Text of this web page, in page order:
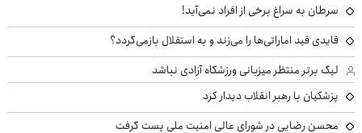
سرطان به سراغ برخی از افراد نمی‌آید!
قایدی قید اماراتی‌ها را می‌زند و به استقلال بازمی‌گردد؟
لیگ برتر منتظر میزبانی ورزشگاه آزادی نباشد
پزشکیان با رهبر انقلاب دیدار کرد
محسن رضایی در شورای عالی امنیت ملی پست گرفت